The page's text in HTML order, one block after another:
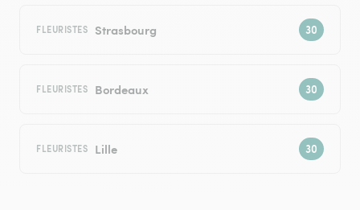
FLEURISTES Strasbourg
FLEURISTES Bordeaux
FLEURISTES Lille